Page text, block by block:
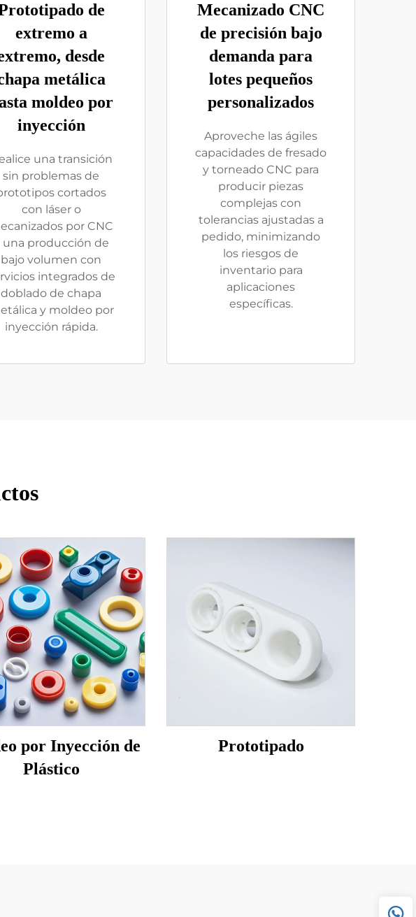
de
extremo a
desde
metálica
moldeo por
inyección
una transición
sin problemas de
cortados
con láser o
por CNC
una producción de
bajo volumen con
integrados de
doblado de chapa
y moldeo por
inyección rápida.
Mecanizado CNC
de precisión bajo
demanda para
lotes pequeños
personalizados
Aproveche las ágiles
capacidades de fresado
y torneado CNC para
producir piezas
complejas con
tolerancias ajustadas a
pedido, minimizando
los riesgos de
inventario para
aplicaciones
específicas.
por Inyección de
Plástico
Prototipado